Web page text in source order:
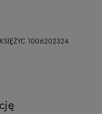
KSIĘŻYC 1006202324